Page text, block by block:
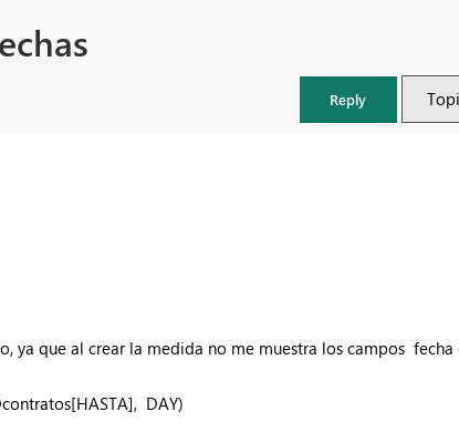
Reply
ya que al crear la medida no me muestra los campos
DAY)